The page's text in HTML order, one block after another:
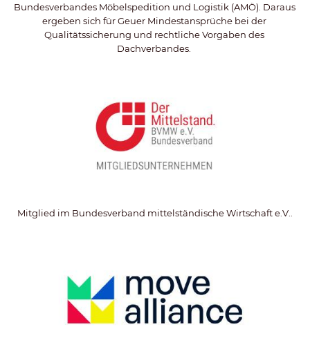
Bundesverbandes Möbelspedition und Logistik (AMÖ). Daraus
ergeben sich für Geuer Mindestansprüche bei der
Qualitätssicherung und rechtliche Vorgaben des
Dachverbandes.
Mitglied im Bundesverband mittelständische Wirtschaft e.V..